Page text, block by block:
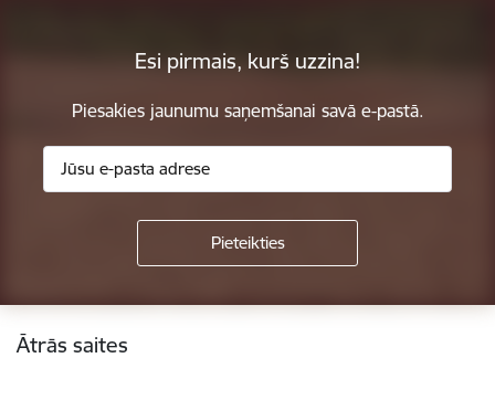
Esi pirmais, kurš uzzina!
Piesakies jaunumu saņemšanai savā e-pastā.
Kājene
Ātrās saites